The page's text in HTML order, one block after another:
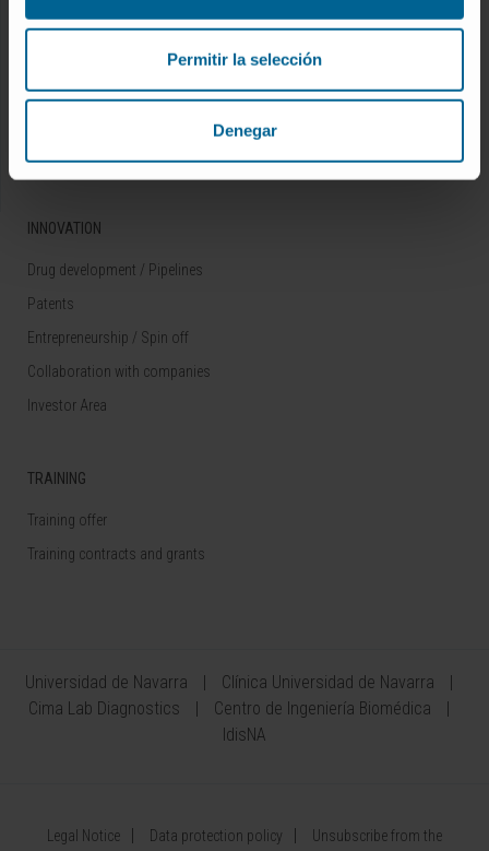
Permitir la selección
Denegar
Our Researchers
Technology platforms
INNOVATION
Drug development / Pipelines
Patents
Entrepreneurship / Spin off
Collaboration with companies
Investor Area
TRAINING
Training offer
Training contracts and grants
Universidad de Navarra
Clínica Universidad de Navarra
Cima Lab Diagnostics
Centro de Ingeniería Biomédica
IdisNA
Legal Notice Data protection policy Unsubscribe from the